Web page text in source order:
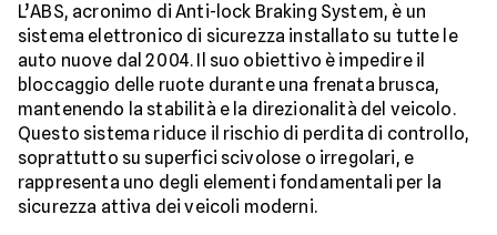
L’ABS, acronimo di Anti-lock Braking System, è un
sistema elettronico di sicurezza installato su tutte le
auto nuove dal 2004. Il suo obiettivo è impedire il
bloccaggio delle ruote durante una frenata brusca,
mantenendo la stabilità e la direzionalità del veicolo.
Questo sistema riduce il rischio di perdita di controllo,
soprattutto su superfici scivolose o irregolari, e
rappresenta uno degli elementi fondamentali per la
sicurezza attiva dei veicoli moderni.